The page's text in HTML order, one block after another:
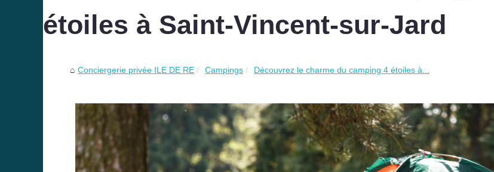
étoiles à Saint-Vincent-sur-Jard
Conciergerie privée ILE DE RE Campings Découvrez le charme du camping 4 étoiles à...